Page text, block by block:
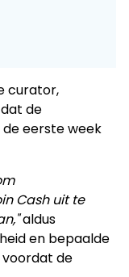
curator,
de
eerste week
Cash uit te
aldus
en bepaalde
voordat de